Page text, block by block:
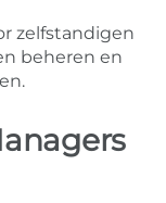
zelfstandigen
beheren en